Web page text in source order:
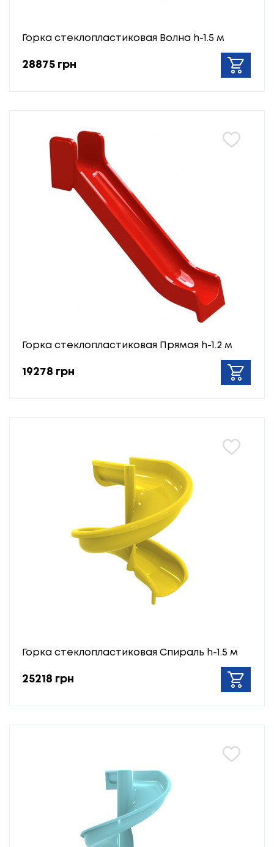
Горка стеклопластиковая Волна h-1.5 м
28875 грн
Горка стеклопластиковая Прямая h-1.2 м
19278 грн
Горка стеклопластиковая Спираль h-1.5 м
25218 грн